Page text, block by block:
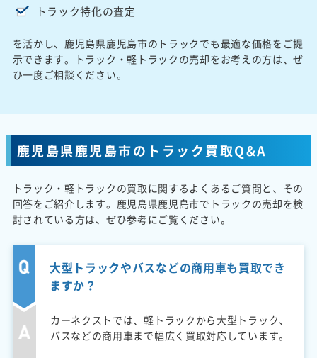
トラック特化の査定
を活かし、鹿児島県鹿児島市のトラックでも最適な価格をご提
示できます。トラック・軽トラックの売却をお考えの方は、ぜ
ひ一度ご相談ください。
鹿児島県鹿児島市のトラック買取Q&A
トラック・軽トラックの買取に関するよくあるご質問と、その
回答をご紹介します。鹿児島県鹿児島市でトラックの売却を検
討されている方は、ぜひ参考にご覧ください。
大型トラックやバスなどの商用車も買取でき
ますか？
カーネクストでは、軽トラックから大型トラック、
バスなどの商用車まで幅広く買取対応しています。